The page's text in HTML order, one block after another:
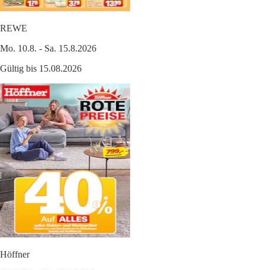
REWE
Mo. 10.8. - Sa. 15.8.2026
Gültig bis 15.08.2026
Höffner